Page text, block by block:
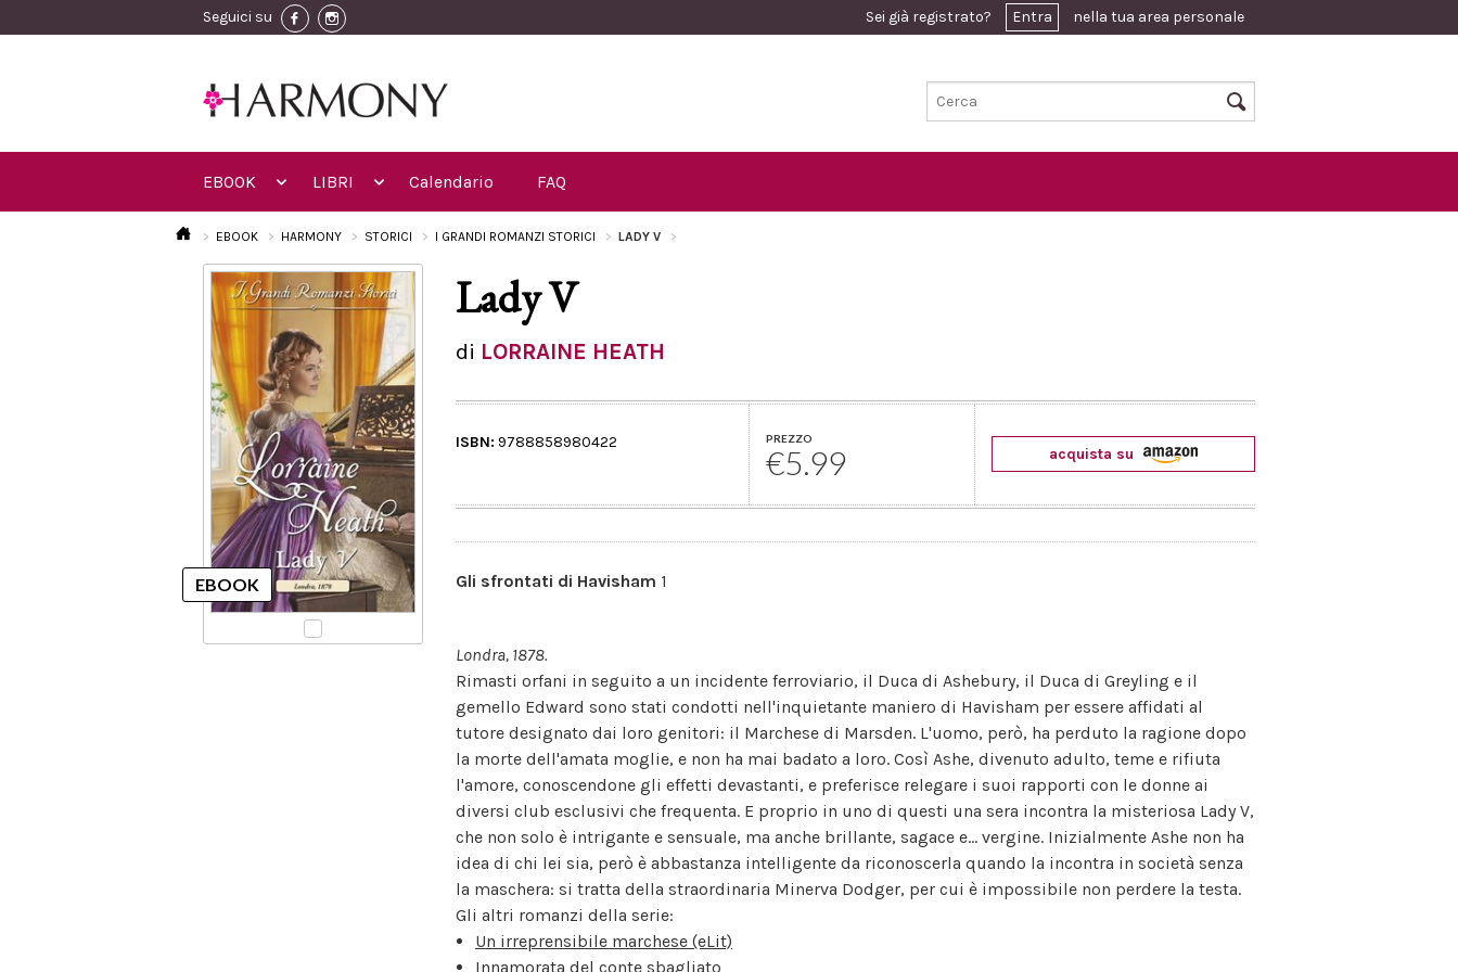
Seguici su Sei già registrato? Entra nella tua area personale
EBOOK LIBRI Calendario FAQ
EBOOK HARMONY STORICI I GRANDI ROMANZI STORICI LADY V
Lady V
di LORRAINE HEATH
ISBN: 9788858980422 PREZZO
€5.99 acquista su
Gli sfrontati di Havisham 1
Londra, 1878.
Rimasti orfani in seguito a un incidente ferroviario, il Duca di Ashebury, il Duca di Greyling e il
gemello Edward sono stati condotti nell'inquietante maniero di Havisham per essere affidati al
tutore designato dai loro genitori: il Marchese di Marsden. L'uomo, però, ha perduto la ragione dopo
la morte dell'amata moglie, e non ha mai badato a loro. Così Ashe, divenuto adulto, teme e rifiuta
l'amore, conoscendone gli effetti devastanti, e preferisce relegare i suoi rapporti con le donne ai
diversi club esclusivi che frequenta. E proprio in uno di questi una sera incontra la misteriosa Lady V,
che non solo è intrigante e sensuale, ma anche brillante, sagace e... vergine. Inizialmente Ashe non ha
idea di chi lei sia, però è abbastanza intelligente da riconoscerla quando la incontra in società senza
la maschera: si tratta della straordinaria Minerva Dodger, per cui è impossibile non perdere la testa.
Gli altri romanzi della serie:
Un irreprensibile marchese (eLit)
Innamorata del conte sbagliato